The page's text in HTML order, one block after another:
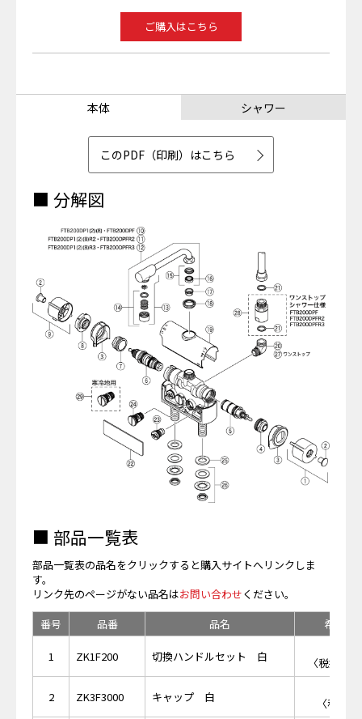
ご購入はこちら
本体 シャワー
このPDF（印刷）はこちら
■ 分解図
■ 部品一覧表
部品一覧表の品名をクリックすると購入サイトへリンクしま
す。
リンク先のページがない品名はお問い合わせください。
番号
品番 品名 希望小
1 ZK1F200 切換ハンドルセット 白
〈税抜価
2 ZK3F3000 キャップ 白
〈税抜